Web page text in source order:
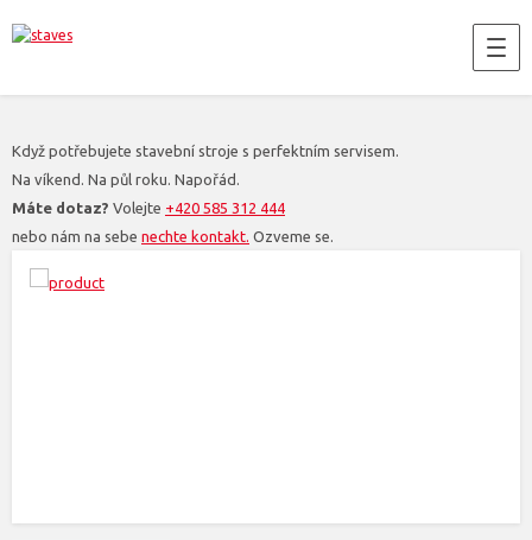
Když potřebujete stavební stroje s perfektním servisem.
Na víkend. Na půl roku. Napořád.
Máte dotaz? Volejte +420 585 312 444
nebo nám na sebe nechte kontakt. Ozveme se.